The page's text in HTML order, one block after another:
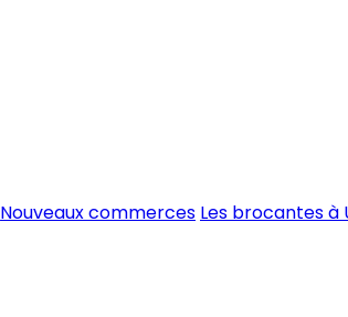
Nouveaux commerces Les brocantes à